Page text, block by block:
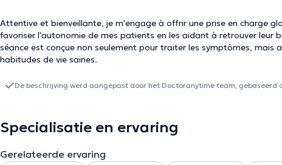
Attentive et bienveillante, je m'engage à offrir une prise en charge
favoriser l'autonomie de mes patients en les aidant à retrouver leur
séance est conçue non seulement pour traiter les symptômes, mais
habitudes de vie saines.
De beschrijving werd aangepast door het Doctoranytime team, gebaseerd
Specialisatie en ervaring
Gerelateerde ervaring